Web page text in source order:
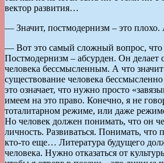
вектор развития…
— Значит, постмодернизм – это плохо.
— Вот это самый сложный вопрос,
Постмодернизм – абсурден. Он делает
человека бессмысленным. А что значит
существование человека
это означает, что нужно просто
имеем на это право. Конечно, я не
тоталитарном режиме, или даже
Но человек должен понимать, что он
личность. Развиваться. Понимать, что
кто-то еще… Литература будущего
человека. Нужно отказаться от